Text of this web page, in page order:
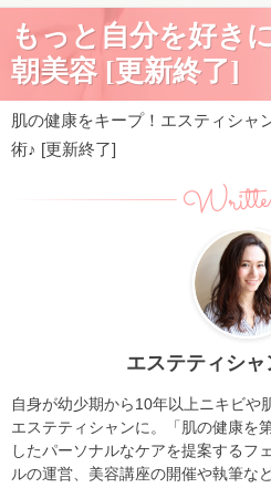
もっと自分を好き
朝美容 [更新終了]
肌の健康をキープ！エスティシャ
術♪ [更新終了]
エステティシ
自身が幼少期から10年以上ニキビや
エステティシャンに。「肌の健康を
したパーソナルなケアを提案するフ
ルの運営、美容講座の開催や執筆な